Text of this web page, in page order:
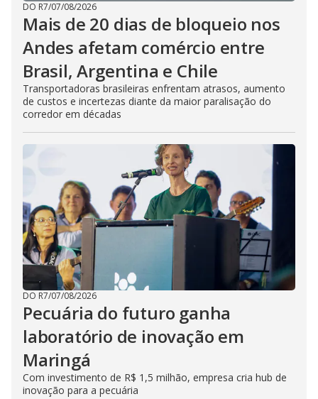
DO R7/07/08/2026
Mais de 20 dias de bloqueio nos
Andes afetam comércio entre
Brasil, Argentina e Chile
Transportadoras brasileiras enfrentam atrasos, aumento
de custos e incertezas diante da maior paralisação do
corredor em décadas
DO R7/07/08/2026
Pecuária do futuro ganha
laboratório de inovação em
Maringá
Com investimento de R$ 1,5 milhão, empresa cria hub de
inovação para a pecuária